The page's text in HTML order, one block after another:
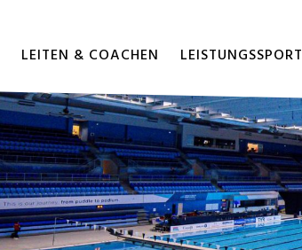
LEITEN & COACHEN LEISTUNGSSPORT